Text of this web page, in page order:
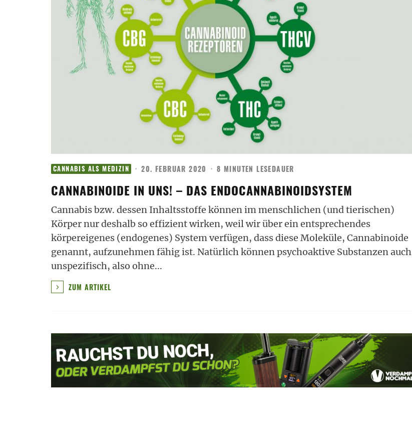
CANNABIS ALS MEDIZIN · 20. FEBRUAR 2020 · 8 MINUTEN LESEDAUER
CANNABINOIDE IN UNS! – DAS ENDOCANNABINOIDSYSTEM
Cannabis bzw. dessen Inhaltsstoffe können im menschlichen (und tierischen)
Körper nur deshalb so effizient wirken, weil wir über ein entsprechendes
körpereigenes (endogenes) System verfügen, dass diese Moleküle, Cannabinoide
genannt, aufzunehmen fähig ist. Natürlich können psychoaktive Substanzen auch
unspezifisch, also ohne...
ZUM ARTIKEL